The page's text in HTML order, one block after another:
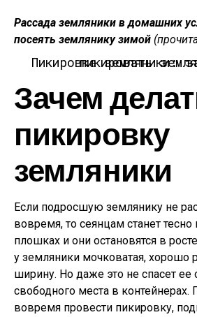
Рассада земляники в домашних
посеять землянику зимой
Пикировка земляники: зачем и когда
Зачем
пикировку
земляники
Если подросшую землянику не
вовремя, то сеянцам станет
плошках и они остановятся в
у земляники мочковатая, хорошо
ширину. Но даже это не спасет ее
свободного места в
вовремя провести пикировку,